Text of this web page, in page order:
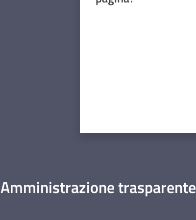
Amministrazione trasparente